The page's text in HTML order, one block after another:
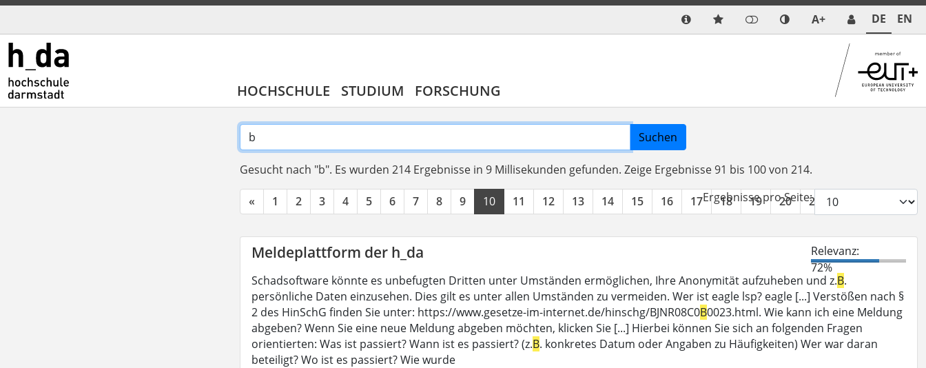
A+ DE EN
HOCHSCHULE STUDIUM FORSCHUNG
Suchen
Gesucht nach "b". Es wurden 214 Ergebnisse in 9 Millisekunden gefunden. Zeige Ergebnisse 91 bis 100 von 214.
« 1 2 3 4 5 6 7 8 9 10 11 12 13 14 15 16 17 18 19 20 21
Ergebnisse pro Seite:
Meldeplattform der h_da
Relevanz:
72%
Schadsoftware könnte es unbefugten Dritten unter Umständen ermöglichen, Ihre Anonymität aufzuheben und z.B.
persönliche Daten einzusehen. Dies gilt es unter allen Umständen zu vermeiden. Wer ist eagle lsp? eagle [...] Verstößen nach §
2 des HinSchG finden Sie unter: https://www.gesetze-im-internet.de/hinschg/BJNR08C0B0023.html. Wie kann ich eine Meldung
abgeben? Wenn Sie eine neue Meldung abgeben möchten, klicken Sie [...] Hierbei können Sie sich an folgenden Fragen
orientierten: Was ist passiert? Wann ist es passiert? (z.B. konkretes Datum oder Angaben zu Häufigkeiten) Wer war daran
beteiligt? Wo ist es passiert? Wie wurde